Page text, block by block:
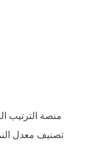
منصة الترتيب
تصنيف معدل